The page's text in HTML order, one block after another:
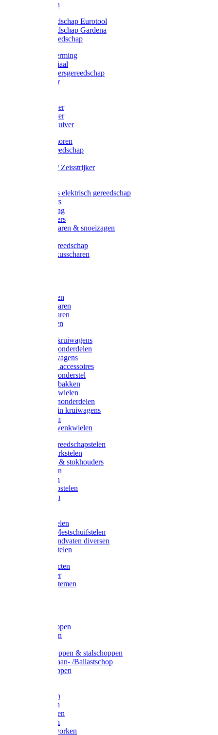
Hooiharken
Handgereedschap Eurotool
Handgereedschap Gardena
Kindergereedschap
Kniebescherming
Afzetmateriaal
Stratenmakersgereedschap
Straathamer
Mestschuiver
Mestschraper
Sneeuwschuiver
Zeis toebehoren
Baggergereedschap
Wetstenen / Zeisstrijker
Accessoires elektrisch gereedschap
Grasmaaiers
Tuinreiniging
Robotmaaiers
Heggenscharen & snoeizagen
Klussen gereedschap
Gras & buxusscharen
Snoeischaren
Heggenscharen
Takkenscharen
Snoeimessen
Landbouwkruiwagens
Kruiwagenonderdelen
Bouwkruiwagens
Kruiwagen accessoires
Kruiwagenonderstel
Kruiwagenbakken
Kruiwagenwielen
Steekwagenonderdelen
Huis en Tuin kruiwagens
Steekwagen
Bok- en Zwenkwielen
Overige gereedschapstelen
Bezem-/Harkstelen
Handvaten & stokhouders
Hamerstelen
Spadestelen
Graanschopstelen
Schopstelen
Gardena stelen
Sneeuw- /Mestschuifstelen
Stelen / Handvaten diversen
Telescoopstelen
Tuin producten
Fruitplukker
Ophangsystemen
Betonschoppen
Schepbatsen
Ballastschoppen & stalschoppen
Slijtsrip Graan- /Ballastschop
Graanschoppen
Hooivorken
Mestvorken
Bietenvorken
Maisvorken
Aardappelvorken